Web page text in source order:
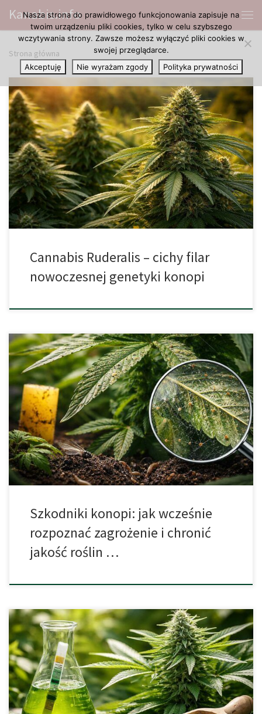
Przejdź do treści
Kanabis.info
Strona główna
W debacie o konopiach niemal cała uwaga od lat koncentruje się
wokół dwóch najlepiej znanych gatunków: Cannabis sativa oraz
Cannabis indica. To właśnie one dominują w opisach dotyczących
profilu działania, aromatu, smaku, charakterystyki wzrostu, czasu
kwitnienia oraz zastosowań rekreacyjnych i terapeutycznych. W
praktyce to sativa i indica zbudowały główną narrację […]
Cannabis Ruderalis – cichy filar
nowoczesnej genetyki konopi
Uprawa konopi to proces wymagający uważności,
systematyczności i dobrej znajomości reakcji roślin na warunki
środowiskowe. Znaczenie ma nie tylko jakość podłoża, ilość
światła, poziom wilgotności czy właściwe odżywienie, lecz także
umiejętność szybkiego rozpoznawania zagrożeń biologicznych.
Jednym z najczęściej bagatelizowanych problemów są właśnie
szkodniki w uprawie konopi, które potrafią przez długi […]
Szkodniki konopi: jak wcześnie
rozpoznać zagrożenie i chronić
jakość roślin …
Azot jest jednym z najważniejszych pierwiastków w fizjologii roślin
i jednocześnie jednym z tych składników, które najczęściej
wywołują dyskusje, błędne interpretacje oraz problemy
diagnostyczne. W przypadku roślin z rodzaju Cannabis jego
znaczenie jest szczególnie widoczne, ponieważ konopie
charakteryzują się bardzo intensywnym metabolizmem, szybkim
Nasza strona do prawidłowego funkcjonowania zapisuje na
twoim urządzeniu pliki cookies, tylko w celu szybszego
wczytywania strony. Zawsze możesz wyłączyć pliki cookies w
swojej przeglądarce.
Akceptuję
Nie wyrażam zgody Polityka prywatności